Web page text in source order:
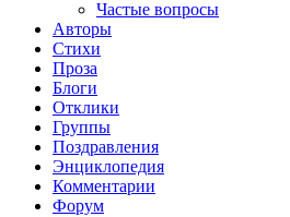
Частые вопросы
Авторы
Стихи
Проза
Блоги
Отклики
Группы
Поздравления
Энциклопедия
Комментарии
Форум